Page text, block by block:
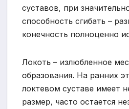
суставов, при
способность сгибать –
конечность полноценно
Локоть – излюбленное
образования. На ранних
локтевом суставе имеет
размер, часто остается